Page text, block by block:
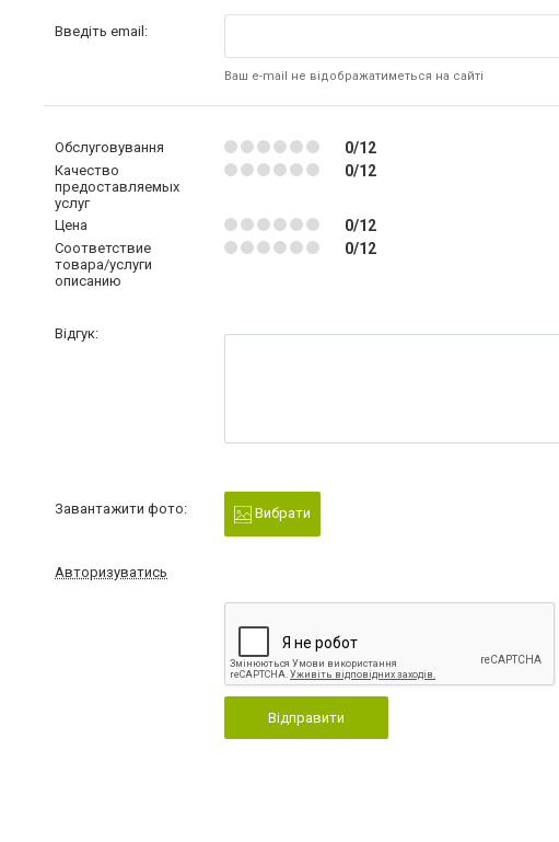
Введіть email:
Ваш e-mail не відображатиметься на сайті
Обслуговування 0/12
Качество
предоставляемых
услуг
0/12
Цена 0/12
Соответствие
товара/услуги
описанию
0/12
Відгук:
Завантажити фото: Вибрати
Авторизуватись
Відправити